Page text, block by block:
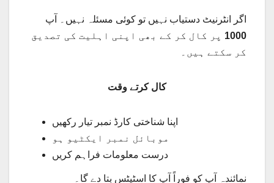
اگر انٹرنیٹ دستیاب نہیں تو کوئی مسئلہ نہیں۔ آپ
1000 پر کال کر کے بھی اپنی اہلیت کی تصدیق
کر سکتے ہیں۔
کال کرتے وقت
اپنا شناختی کارڈ نمبر تیار رکھیں
موبائل نمبر ایکٹیو ہو
درست معلومات فراہم کریں
نمائندہ آپ کو فوراً آپ کا اسٹیٹس بتا دے گا۔